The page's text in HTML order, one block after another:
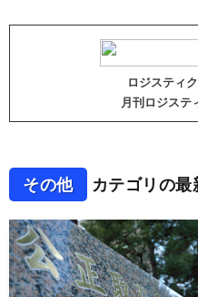
ロジスティ
月刊ロジステ
その他 カテゴリの最